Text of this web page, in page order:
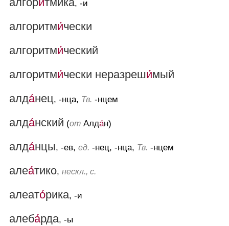
, -и
алгоритми́чески
алгоритми́ческий
алгоритми́чески неразреши́мый
алда́нец, -нца, Тв. -нцем
алда́нский (от Алда́н)
алда́нцы, -ев, ед. -нец, -нца, Тв. -нцем
алеа́тико, нескл., с.
алеато́рика, -и
алеба́рда, -ы